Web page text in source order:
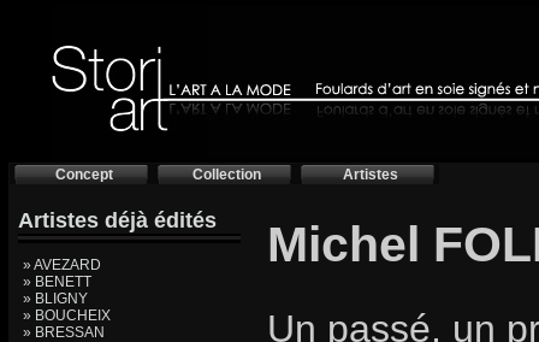
Concept Collection Artistes
Artistes déjà édités
» AVEZARD
» BENETT
» BLIGNY
» BOUCHEIX
» BRESSAN
Michel
Un passé, un